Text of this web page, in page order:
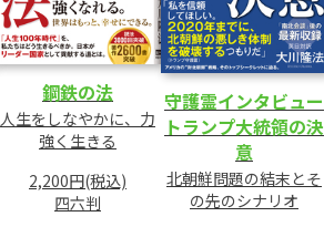
鋼鉄の法
人生をしなやかに、力
強く生きる
2,200円(税込)
四六判
守護霊インタビュー
トランプ大統領の決
意
北朝鮮問題の結末とそ
の先のシナリオ